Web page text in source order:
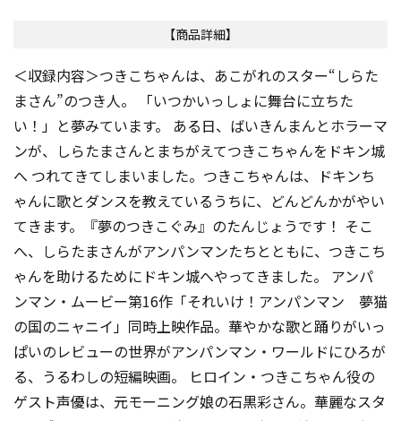
【商品詳細】
＜収録内容＞つきこちゃんは、あこがれのスター“しらた
まさん”のつき人。 「いつかいっしょに舞台に立ちた
い！」と夢みています。 ある日、ばいきんまんとホラーマ
ンが、しらたまさんとまちがえてつきこちゃんをドキン城
へ つれてきてしまいました。つきこちゃんは、ドキンち
ゃんに歌とダンスを教えているうちに、どんどんかがやい
てきます。『夢のつきこぐみ』のたんじょうです！ そこ
へ、しらたまさんがアンパンマンたちとともに、つきこち
ゃんを助けるためにドキン城へやってきました。 アンパ
ンマン・ムービー第16作「それいけ！アンパンマン 夢猫
の国のニャニイ」同時上映作品。華やかな歌と踊りがいっ
ぱいのレビューの世界がアンパンマン・ワールドにひろが
る、うるわしの短編映画。 ヒロイン・つきこちゃん役の
ゲスト声優は、元モーニング娘の石黒彩さん。華麗なスタ